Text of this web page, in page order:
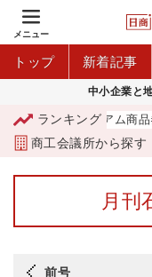
メニュー
トップ 新着記事
中小企業と
ランキング
「青森市プレミアム商品券
商工会議所から探す
月刊
前号